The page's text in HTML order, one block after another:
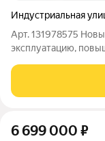
Индустриальная
Арт. 131978575
эксплуатацию,
старого фонда)
6 699 000 ₽